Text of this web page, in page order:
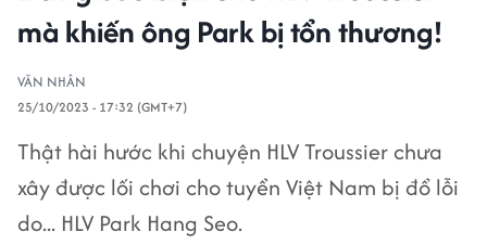
mà khiến ông Park bị tổn thương!
VĂN NHÂN
25/10/2023 - 17:32 (GMT+7)
Thật hài hước khi chuyện HLV Troussier chưa
xây được lối chơi cho tuyển Việt Nam bị đổ lỗi
do... HLV Park Hang Seo.